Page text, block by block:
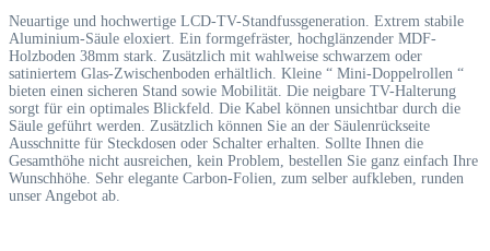
Neuartige und hochwertige LCD-TV-Standfussgeneration. Extrem stabile
Aluminium-Säule eloxiert. Ein formgefräster, hochglänzender MDF-
Holzboden 38mm stark. Zusätzlich mit wahlweise schwarzem oder
satiniertem Glas-Zwischenboden erhältlich. Kleine “ Mini-Doppelrollen “
bieten einen sicheren Stand sowie Mobilität. Die neigbare TV-Halterung
sorgt für ein optimales Blickfeld. Die Kabel können unsichtbar durch die
Säule geführt werden. Zusätzlich können Sie an der Säulenrückseite
Ausschnitte für Steckdosen oder Schalter erhalten. Sollte Ihnen die
Gesamthöhe nicht ausreichen, kein Problem, bestellen Sie ganz einfach Ihre
Wunschhöhe. Sehr elegante Carbon-Folien, zum selber aufkleben, runden
unser Angebot ab.